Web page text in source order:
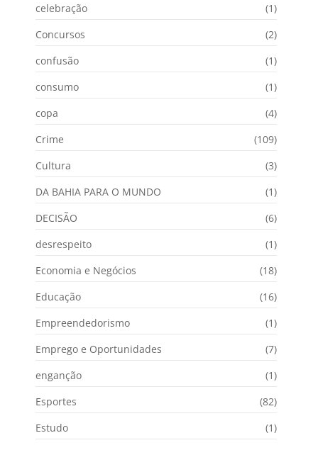
celebração
(1)
Concursos
(2)
confusão
(1)
consumo
(1)
copa
(4)
Crime
(109)
Cultura
(3)
DA BAHIA PARA O MUNDO
(1)
DECISÃO
(6)
desrespeito
(1)
Economia e Negócios
(18)
Educação
(16)
Empreendedorismo
(1)
Emprego e Oportunidades
(7)
enganção
(1)
Esportes
(82)
Estudo
(1)